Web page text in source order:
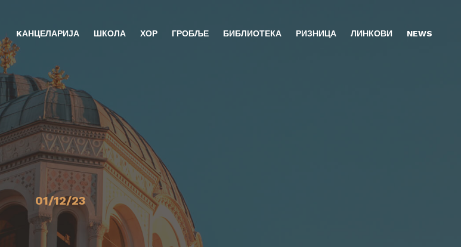
KАНЦЕЛАРИЈА ШКОЛА ХОР ГРОБЉЕ БИБЛИОТЕКА РИЗНИЦА ЛИНКОВИ NEWS
01/12/23